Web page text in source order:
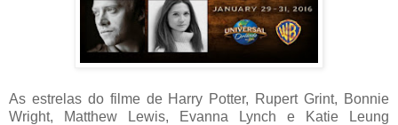
As estrelas do filme de Harry Potter, Rupert Grint, Bonnie
Wright, Matthew Lewis, Evanna Lynch e Katie Leung